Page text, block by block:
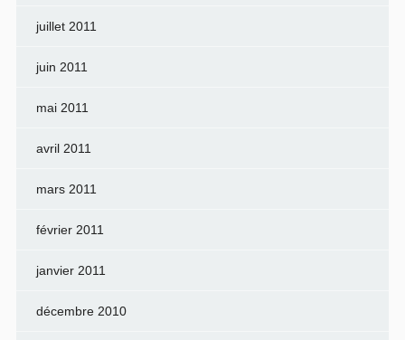
juillet 2011
juin 2011
mai 2011
avril 2011
mars 2011
février 2011
janvier 2011
décembre 2010